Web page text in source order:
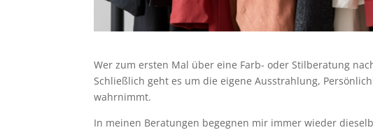
Wer zum ersten Mal über eine Farb- oder Stilberatung
Schließlich geht es um die eigene Ausstrahlung,
wahrnimmt.
In meinen Beratungen begegnen mir immer wieder